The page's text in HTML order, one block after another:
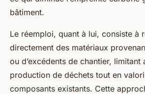
bâtiment.
Le réemploi, quant à lui, consiste à
directement des matériaux
ou d’excédents de chantier, limitant
production de déchets tout en
composants existants. Cette